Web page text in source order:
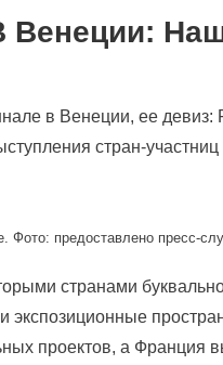
Венеции:
в Венеции, ее
стран-участниц
Фото: предоставлено пресс-
странами
проектов, а Франция